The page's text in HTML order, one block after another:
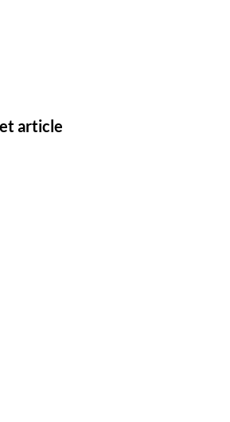
article